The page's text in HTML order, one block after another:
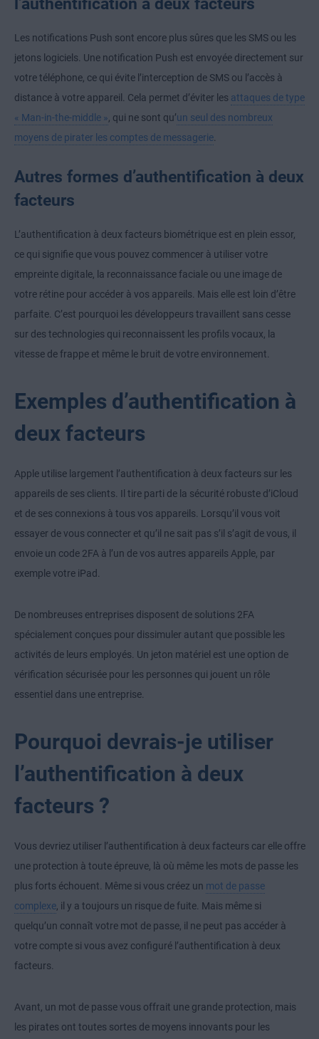
l’authentification à deux facteurs
Les notifications Push sont encore plus sûres que les SMS ou les
jetons logiciels. Une notification Push est envoyée directement sur
votre téléphone, ce qui évite l’interception de SMS ou l’accès à
distance à votre appareil. Cela permet d’éviter les attaques de type
« Man-in-the-middle », qui ne sont qu’un seul des nombreux
moyens de pirater les comptes de messagerie.
Autres formes d’authentification à deux
facteurs
L’authentification à deux facteurs biométrique est en plein essor,
ce qui signifie que vous pouvez commencer à utiliser votre
empreinte digitale, la reconnaissance faciale ou une image de
votre rétine pour accéder à vos appareils. Mais elle est loin d’être
parfaite. C’est pourquoi les développeurs travaillent sans cesse
sur des technologies qui reconnaissent les profils vocaux, la
vitesse de frappe et même le bruit de votre environnement.
Exemples d’authentification à
deux facteurs
Apple utilise largement l’authentification à deux facteurs sur les
appareils de ses clients. Il tire parti de la sécurité robuste d’iCloud
et de ses connexions à tous vos appareils. Lorsqu’il vous voit
essayer de vous connecter et qu’il ne sait pas s’il s’agit de vous, il
envoie un code 2FA à l’un de vos autres appareils Apple, par
exemple votre iPad.
De nombreuses entreprises disposent de solutions 2FA
spécialement conçues pour dissimuler autant que possible les
activités de leurs employés. Un jeton matériel est une option de
vérification sécurisée pour les personnes qui jouent un rôle
essentiel dans une entreprise.
Pourquoi devrais-je utiliser
l’authentification à deux
facteurs ?
Vous devriez utiliser l’authentification à deux facteurs car elle offre
une protection à toute épreuve, là où même les mots de passe les
plus forts échouent. Même si vous créez un mot de passe
complexe, il y a toujours un risque de fuite. Mais même si
quelqu’un connaît votre mot de passe, il ne peut pas accéder à
votre compte si vous avez configuré l’authentification à deux
facteurs.
Avant, un mot de passe vous offrait une grande protection, mais
les pirates ont toutes sortes de moyens innovants pour les